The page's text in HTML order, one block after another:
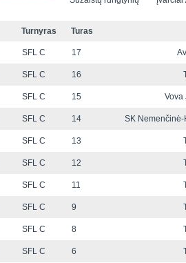
Turnyras Turas
SFL C 17
SFL C 16
SFL C 15 Vova
SFL C 14 SK
SFL C 13
SFL C 12
SFL C 11
SFL C 9
SFL C 8
SFL C 6